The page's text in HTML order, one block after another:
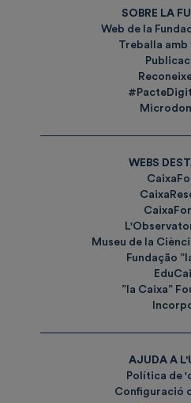
SOBRE LA
Web de la
Treballa amb
WEBS
Museu de la
Fundação
”la Caixa”
AJUDA A
Política de
Configuració